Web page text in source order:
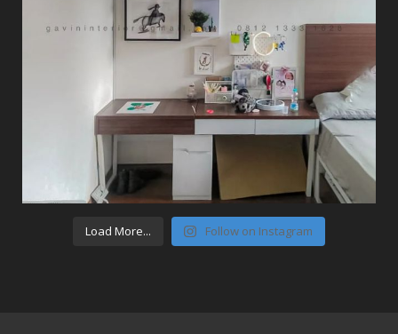
Load More... Follow on Instagram